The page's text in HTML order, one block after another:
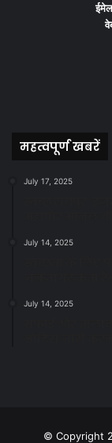
महत्वपूर्ण खबरें
July 17, 2025
July 14, 2025
July 14, 2025
© Copyright